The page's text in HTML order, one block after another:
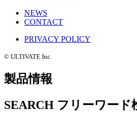
NEWS
CONTACT
PRIVACY POLICY
©️ ULTIVATE Inc.
製品情報
SEARCH フリーワード